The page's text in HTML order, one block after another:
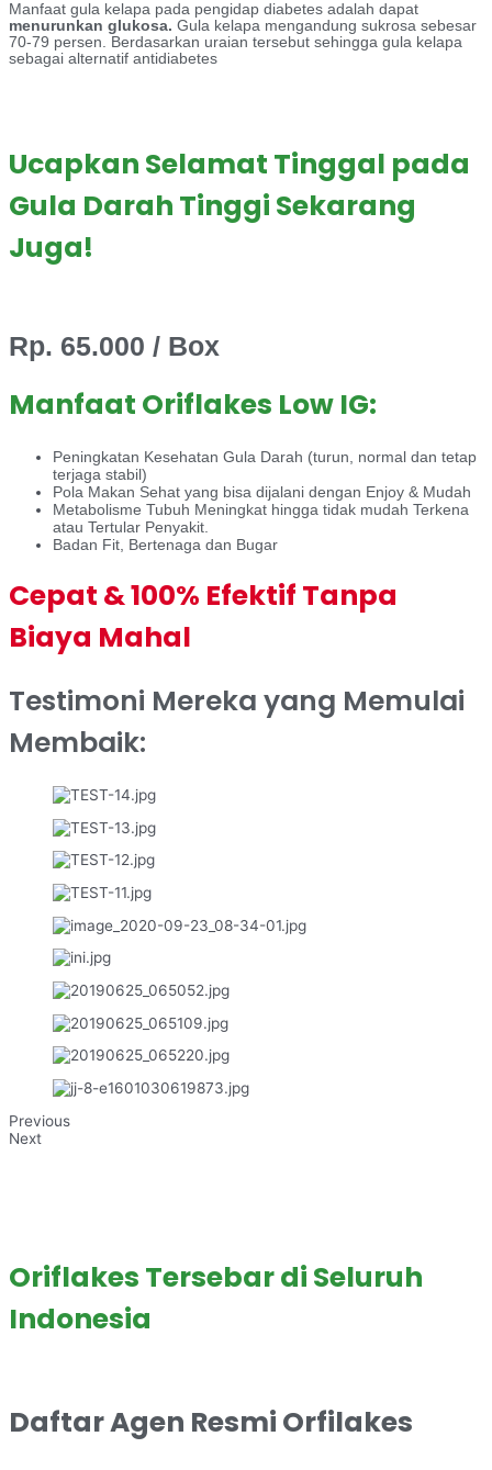
Manfaat gula kelapa pada pengidap diabetes adalah dapat
menurunkan glukosa. Gula kelapa mengandung sukrosa sebesar
70-79 persen. Berdasarkan uraian tersebut sehingga gula kelapa
sebagai alternatif antidiabetes
Ucapkan Selamat Tinggal pada
Gula Darah Tinggi Sekarang
Juga!
Rp. 65.000 / Box
Manfaat Oriflakes Low IG:
Peningkatan Kesehatan Gula Darah (turun, normal dan tetap
terjaga stabil)
Pola Makan Sehat yang bisa dijalani dengan Enjoy & Mudah
Metabolisme Tubuh Meningkat hingga tidak mudah Terkena
atau Tertular Penyakit.
Badan Fit, Bertenaga dan Bugar
Cepat & 100% Efektif Tanpa
Biaya Mahal
Testimoni Mereka yang Memulai
Membaik:
Previous
Next
Oriflakes Tersebar di Seluruh
Indonesia
Daftar Agen Resmi Orfilakes